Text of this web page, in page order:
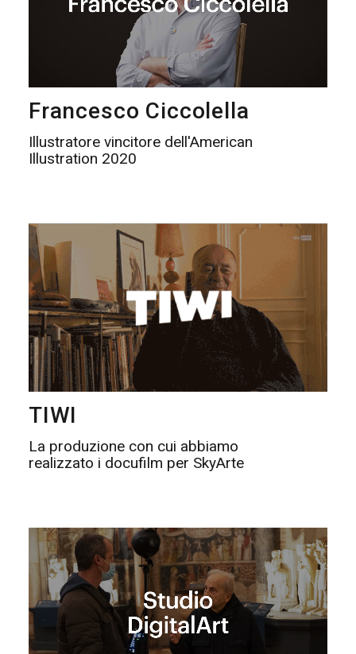
Francesco Ciccolella
Illustratore vincitore dell'American
Illustration 2020
TIWI
La produzione con cui abbiamo
realizzato i docufilm per SkyArte